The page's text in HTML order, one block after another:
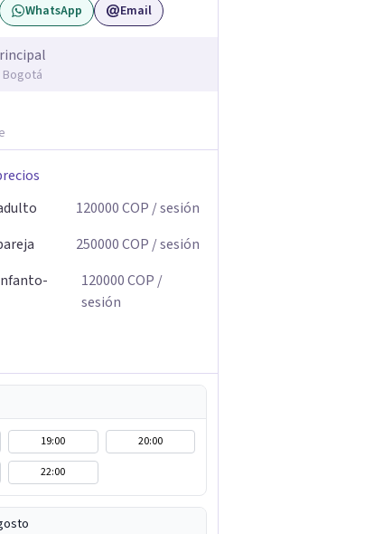
WhatsApp Email
Bogotá
120000COP / sesión
250000COP / sesión
120000COP /
sesión
19:00
20:00
22:00